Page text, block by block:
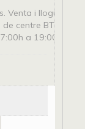
Venta i lloguer de
centre BTT del
a 19:00h